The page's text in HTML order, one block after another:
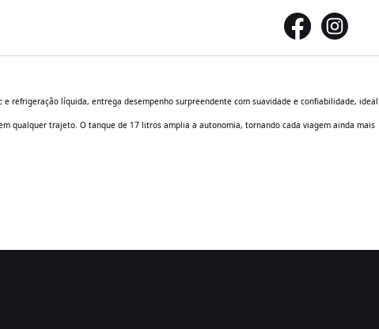
refrigeração líquida, entrega desempenho surpreendente com suavidade e confiabilidade, ideal
qualquer trajeto. O tanque de 17 litros amplia a autonomia, tornando cada viagem ainda mais